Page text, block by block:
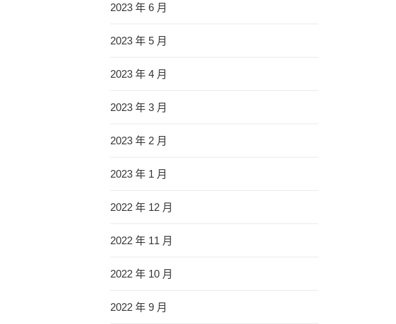
2023 年 6 月
2023 年 5 月
2023 年 4 月
2023 年 3 月
2023 年 2 月
2023 年 1 月
2022 年 12 月
2022 年 11 月
2022 年 10 月
2022 年 9 月